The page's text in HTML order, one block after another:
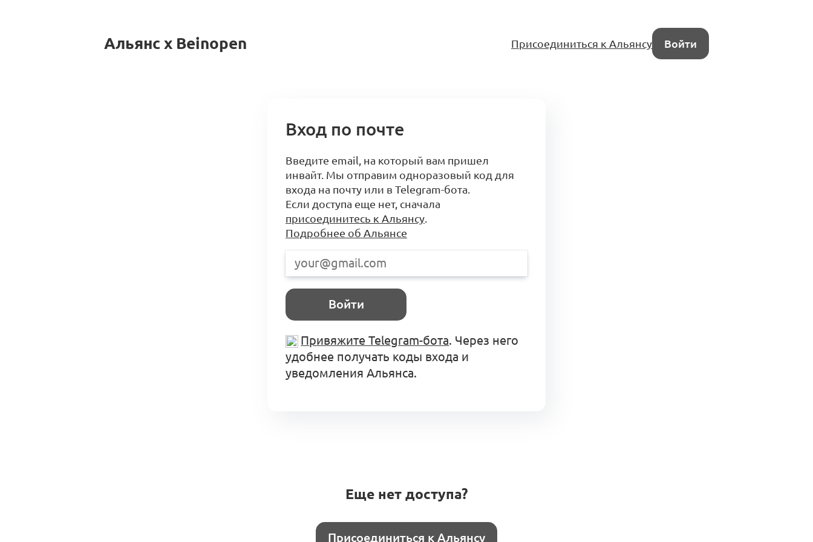
Альянс x Beinopen Присоединиться к Альянсу Войти
Вход по почте
Введите email, на который вам пришел
инвайт. Мы отправим одноразовый код для
входа на почту или в Telegram-бота.
Если доступа еще нет, сначала
присоединитесь к Альянсу.
Подробнее об Альянсе
Войти
Привяжите Telegram-бота. Через него
удобнее получать коды входа и
уведомления Альянса.
Еще нет доступа?
Присоединиться к Альянсу